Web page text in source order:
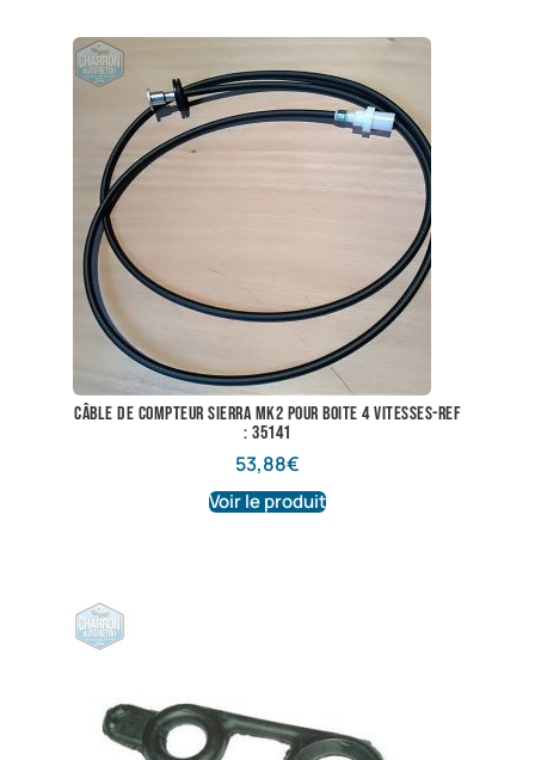
câble de compteur sierra mk2 pour boite 4 vitesses-ref
: 35141
53,88€
Voir le produit